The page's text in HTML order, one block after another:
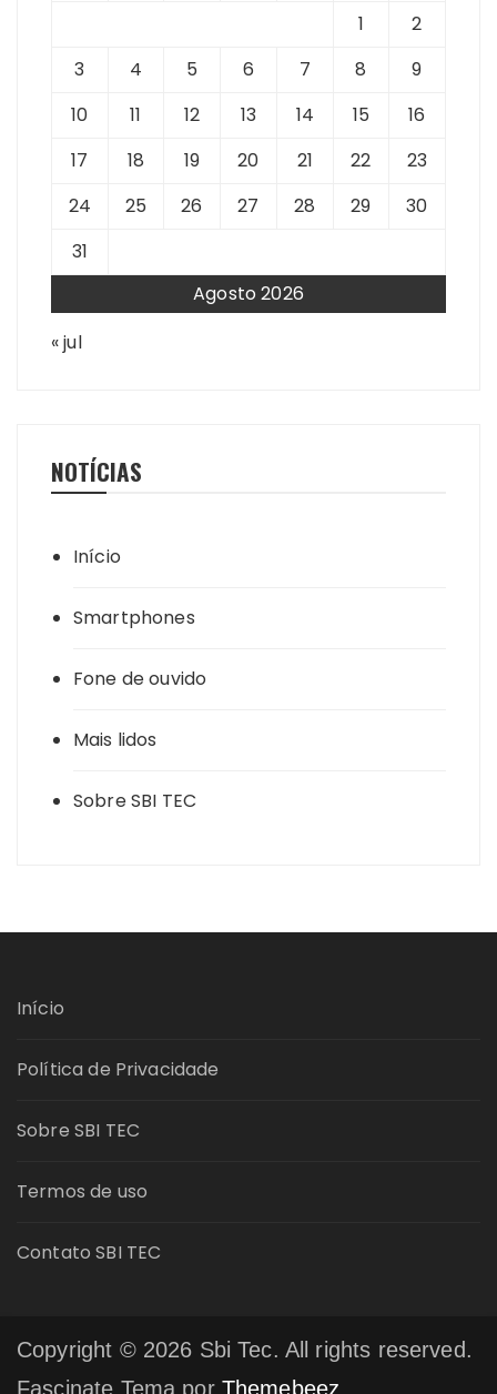
Agosto 2026
1
2
3
4 5 6 7 8
9
10
11 12 13 14 15
16
17
18 19 20 21 22
23
24
25 26 27 28 29
30
31
« jul
NOTÍCIAS
Início
Smartphones
Fone de ouvido
Mais lidos
Sobre SBI TEC
Início
Política de Privacidade
Sobre SBI TEC
Termos de uso
Contato SBI TEC
Copyright © 2026 Sbi Tec. All rights reserved.
Fascinate Tema por Themebeez